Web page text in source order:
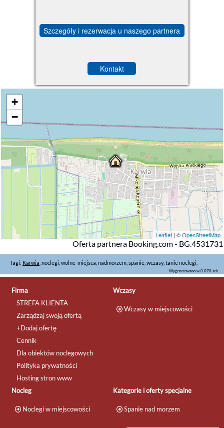
Szczegóły i rezerwacja u naszego partnera
Kontakt
+
−
Leaflet | ©OpenStreetMap
Oferta partnera Booking.com - BG.4531731
Tagi: Karwia , noclegi, wolne-miejsca, nadmorzem, spanie, wczasy, tanie noclegi,
Wygenerowano w 0.078 sek.
Firma
STREFA KLIENTA
Zarządzaj swoją ofertą
+Dodaj ofertę
Cennik
Dla obiektów noclegowych
Polityka prywatności
Hosting stron www
Wczasy
Wczasy w miejscowości
Nocleg
Noclegi w miejscowości
Kategorie i oferty specjalne
Spanie nad morzem